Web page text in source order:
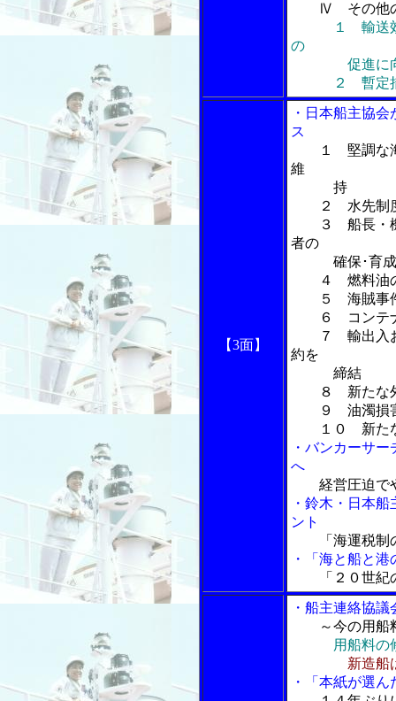
Ⅳ その他
１ 輸送
の
促進に向
２ 暫定措置
【3面】
・日本船主協
ス
１ 堅調な
維
持
２ 水先制度
３ 船長・機
者の
確保･育成
４ 燃料油の
５ 海賊事件
６ コンテナ
７ 輸出入お
約を
締結
８ 新たな外
９ 油濁損害
１０ 新たな
・バンカーサ
へ
経営圧迫で
・鈴木・日本
ント
「海運税
・「海と船と港
「２０世
・船主連絡協
～今の用船
用船料の
新造船
・「本紙が選